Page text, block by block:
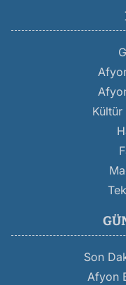
Son
Afyon